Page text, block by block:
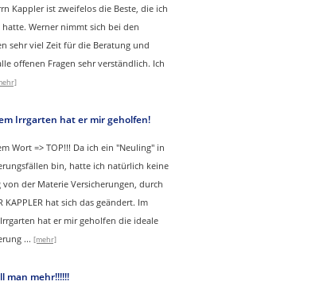
Kappler ist zweifelos die Beste, die ich
hatte. Werner nimmt sich bei den
sehr viel Zeit für die Beratung und
offenen Fragen sehr verständlich. Ich
Irrgarten hat er mir geholfen!
Wort => TOP!!! Da ich ein "Neuling" in
bin, hatte ich natürlich keine
von der Materie Versicherungen, durch
KAPPLER hat sich das geändert. Im
hat er mir geholfen die ideale
... [mehr]
man mehr!!!!!!